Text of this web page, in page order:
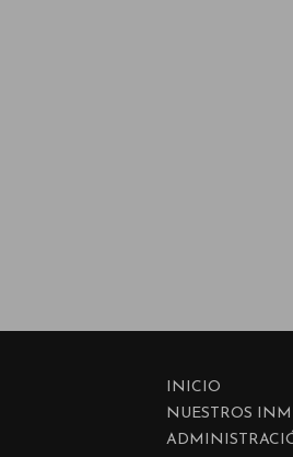
INICIO
NUESTROS